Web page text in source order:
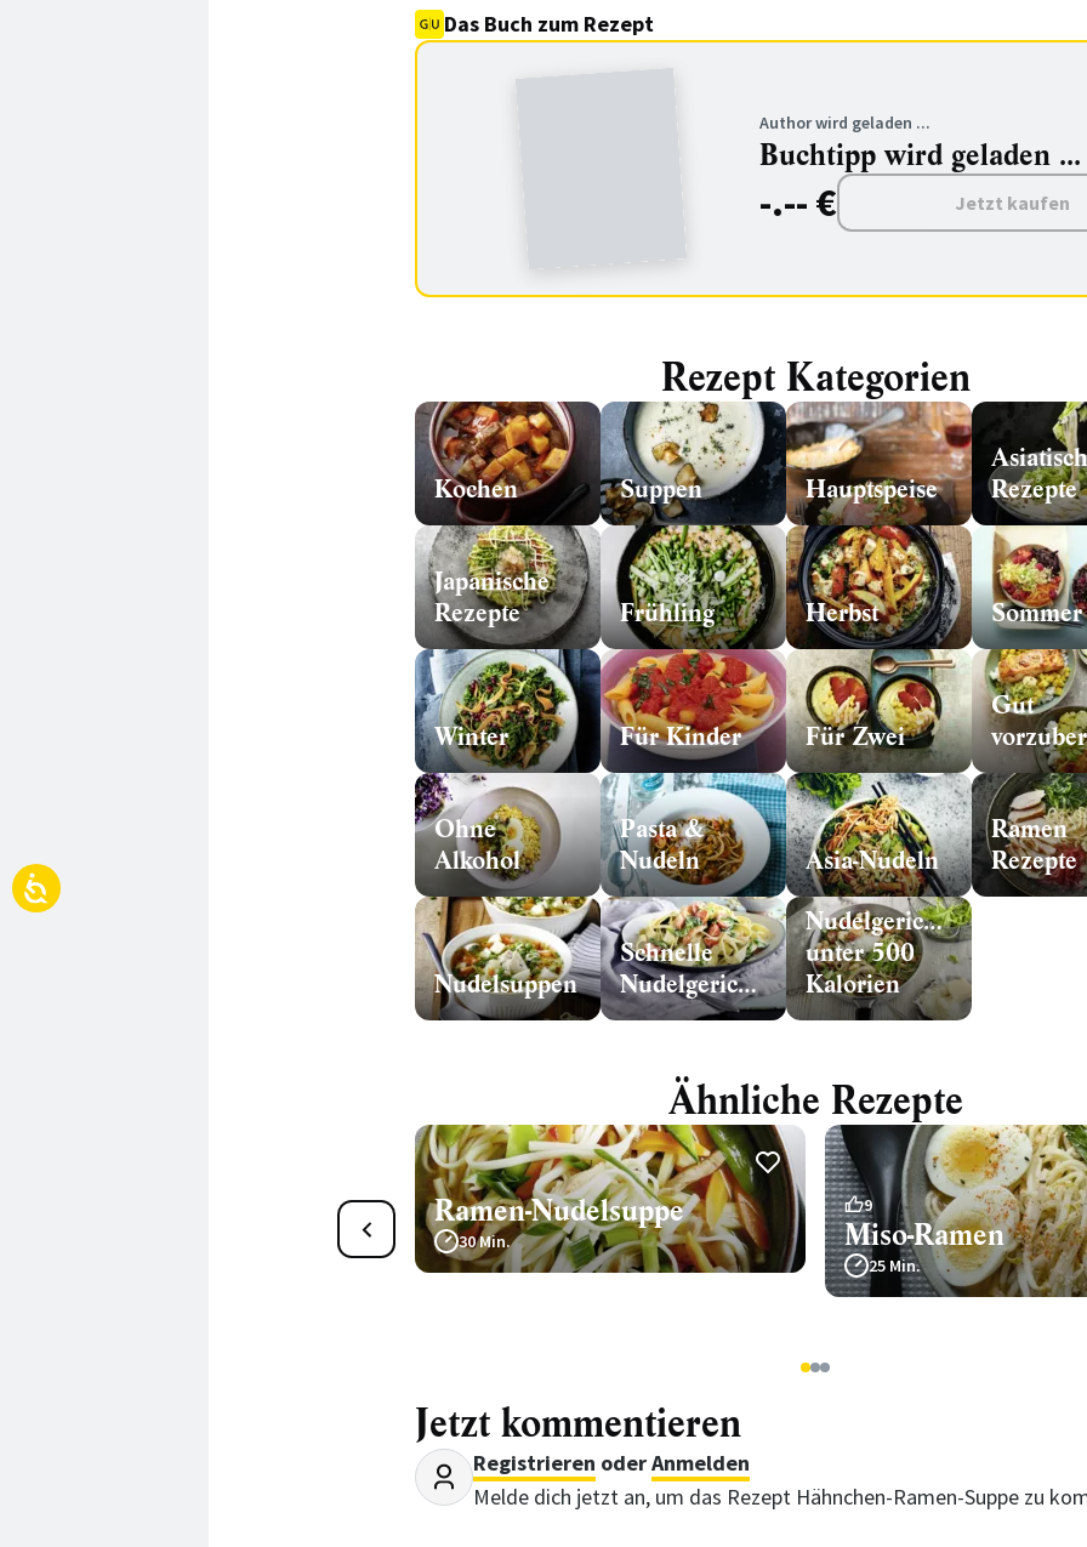
Das Buch zum Rezept
Author wird geladen ...
Buchtipp wird geladen ...
-.-- € Jetzt kaufen
Rezept Kategorien
Kochen Suppen Hauptspeise
Rezepte
Japanische
Rezepte
Frühling Herbst Sommer
Winter Für Kinder Für Zwei
Gut
Ohne
Alkohol
Pasta &
Nudeln
Asia-Nudeln
Ramen
Rezepte
Nudelsuppen
Schnelle
Nudelgerichte
Nudelgerichte
unter 500
Kalorien
Ähnliche Rezepte
Ramen-Nudelsuppe
30 Min.
9
Miso-Ramen
25 Min.
123
Jetzt kommentieren
Registrieren oderAnmelden
Melde dich jetzt an, um das Rezept Hähnchen-Ramen-Suppe zu